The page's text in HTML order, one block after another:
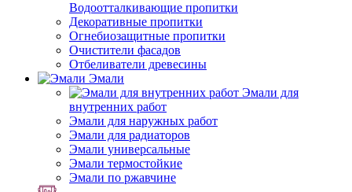
Водоотталкивающие пропитки
Декоративные пропитки
Огнебиозащитные пропитки
Очистители фасадов
Отбеливатели древесины
Эмали
Эмали для
внутренних работ
Эмали для наружных работ
Эмали для радиаторов
Эмали универсальные
Эмали термостойкие
Эмали по ржавчине